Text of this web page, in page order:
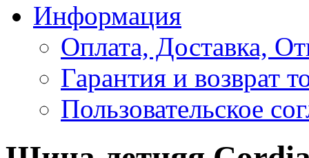
Информация
Оплата, Доставка,
Гарантия и возврат
Пользовательское